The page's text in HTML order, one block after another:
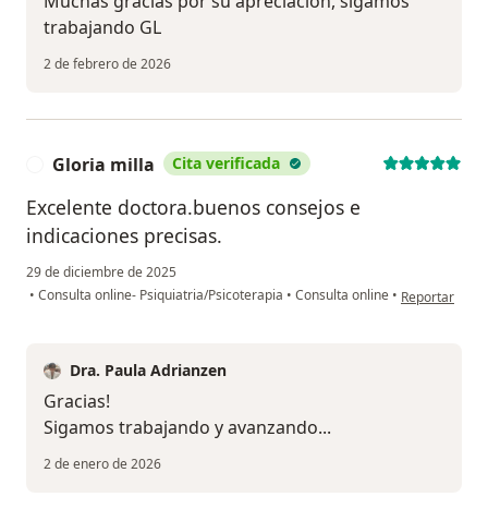
trabajando GL
2 de febrero de 2026
Gloria milla Cita verificada
Excelente doctora.buenos consejos e
indicaciones precisas.
29 de diciembre de 2025
• Consulta online- Psiquiatria/Psicoterapia • Consulta online • en opinión
Reportar
Dra. Paula Adrianzen
Gracias!
Sigamos trabajando y avanzando...
2 de enero de 2026